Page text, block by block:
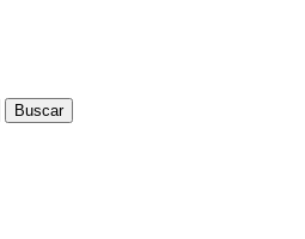
Buscar